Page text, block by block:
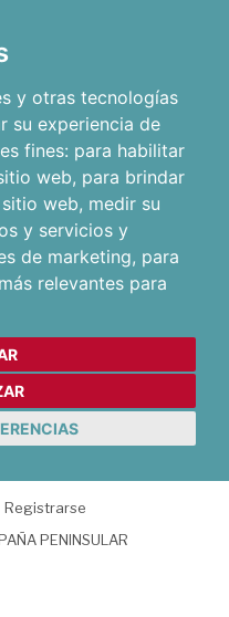
y otras tecnologías
su experiencia de
fines: para habilitar
web, para brindar
web, medir su
y servicios y
de marketing, para
relevantes para
Registrarse
PENINSULAR